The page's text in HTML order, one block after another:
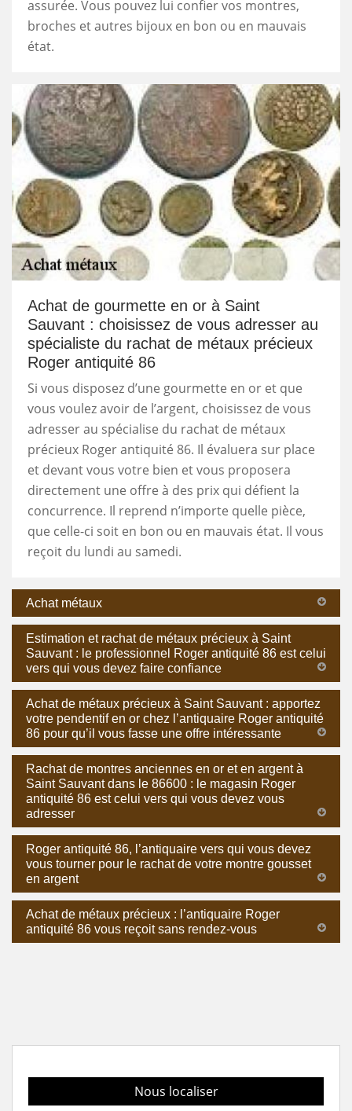
assurée. Vous pouvez lui confier vos montres,
broches et autres bijoux en bon ou en mauvais
état.
Achat de gourmette en or à Saint
Sauvant : choisissez de vous adresser au
spécialiste du rachat de métaux précieux
Roger antiquité 86
Si vous disposez d’une gourmette en or et que
vous voulez avoir de l’argent, choisissez de vous
adresser au spécialise du rachat de métaux
précieux Roger antiquité 86. Il évaluera sur place
et devant vous votre bien et vous proposera
directement une offre à des prix qui défient la
concurrence. Il reprend n’importe quelle pièce,
que celle-ci soit en bon ou en mauvais état. Il vous
reçoit du lundi au samedi.
Achat métaux
Estimation et rachat de métaux précieux à Saint
Sauvant : le professionnel Roger antiquité 86 est celui
vers qui vous devez faire confiance
Achat de métaux précieux à Saint Sauvant : apportez
votre pendentif en or chez l’antiquaire Roger antiquité
86 pour qu’il vous fasse une offre intéressante
Rachat de montres anciennes en or et en argent à
Saint Sauvant dans le 86600 : le magasin Roger
antiquité 86 est celui vers qui vous devez vous
adresser
Roger antiquité 86, l’antiquaire vers qui vous devez
vous tourner pour le rachat de votre montre gousset
en argent
Achat de métaux précieux : l’antiquaire Roger
antiquité 86 vous reçoit sans rendez-vous
Nous localiser